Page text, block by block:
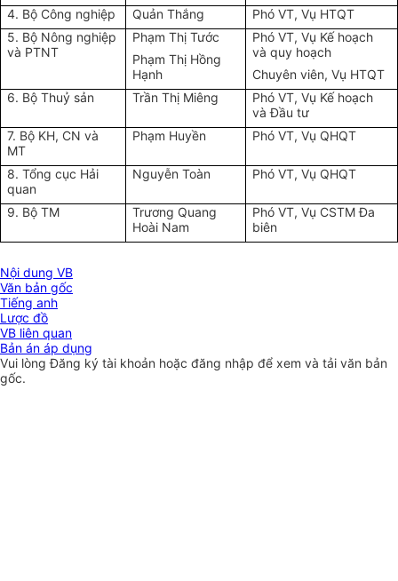
4. Bộ Công nghiệp
Quản Thắng
Phó VT, Vụ HTQT
5. Bộ Nông nghiệp
và PTNT
Phạm Thị Tước
Phạm Thị Hồng
Hạnh
Phó VT, Vụ Kế hoạch
và quy hoạch
Chuyên viên, Vụ HTQT
6. Bộ Thuỷ sản
Trần Thị Miêng
Phó VT, Vụ Kế hoạch
và Đầu tư
7. Bộ KH, CN và
MT
Phạm Huyền Phó VT, Vụ QHQT
8. Tổng cục Hải
quan
Nguyễn Toàn Phó VT, Vụ QHQT
9. Bộ TM
Trương Quang
Hoài Nam
Phó VT, Vụ CSTM Đa
biên
Nội dung VB
Văn bản gốc
Tiếng anh
Lược đồ
VB liên quan
Bản án áp dụng
Vui lòngĐăng ký tài khoản hoặc đăng nhập để xem và tải văn bản
gốc.